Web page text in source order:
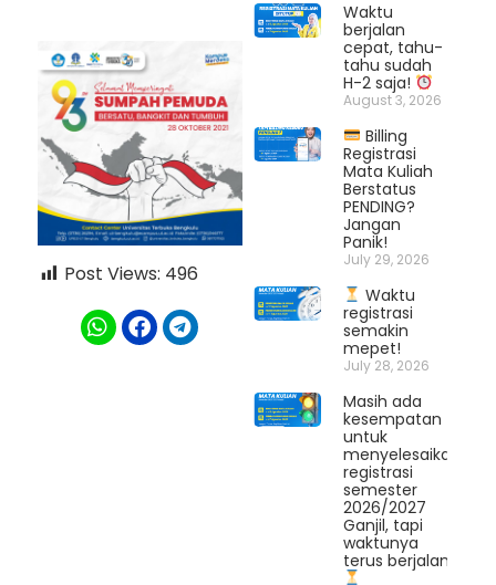
Post Views: 496
Waktu
berjalan
cepat, tahu-
tahu sudah
H-2 saja!
August 3, 2026
Billing
Registrasi
Mata Kuliah
Berstatus
PENDING?
Jangan
Panik!
July 29, 2026
Waktu
registrasi
semakin
mepet!
July 28, 2026
Masih ada
kesempatan
untuk
menyelesaikan
registrasi
semester
2026/2027
Ganjil, tapi
waktunya
terus berjalan.